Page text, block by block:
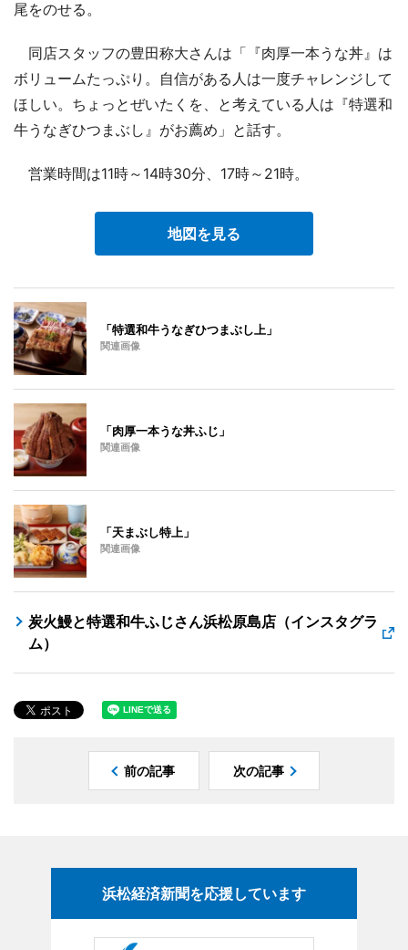
尾をのせる。
同店スタッフの豊田称大さんは「『肉厚一本うな丼』は
ボリュームたっぷり。自信がある人は一度チャレンジして
ほしい。ちょっとぜいたくを、と考えている人は『特選和
牛うなぎひつまぶし』がお薦め」と話す。
営業時間は11時～14時30分、17時～21時。
地図を見る
「特選和牛うなぎひつまぶし上」
関連画像
「肉厚一本うな丼ふじ」
関連画像
「天まぶし特上」
関連画像
炭火鰻と特選和牛ふじさん浜松原島店（インスタグラ
ム）
前の記事 次の記事
浜松経済新聞を応援しています